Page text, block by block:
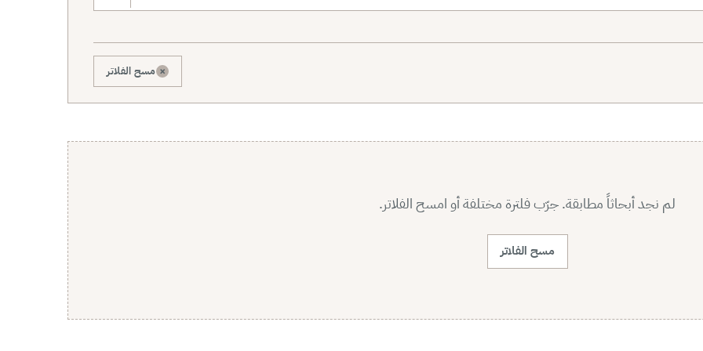
× مسح الفلاتر
لم نجد أبحاثاً مطابقة. جرّب فلترة مختلفة أو امسح الفلاتر.
مسح الفلاتر